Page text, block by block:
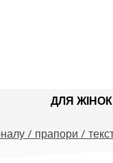
ДЛЯ ЖІНОК
/ прапори /